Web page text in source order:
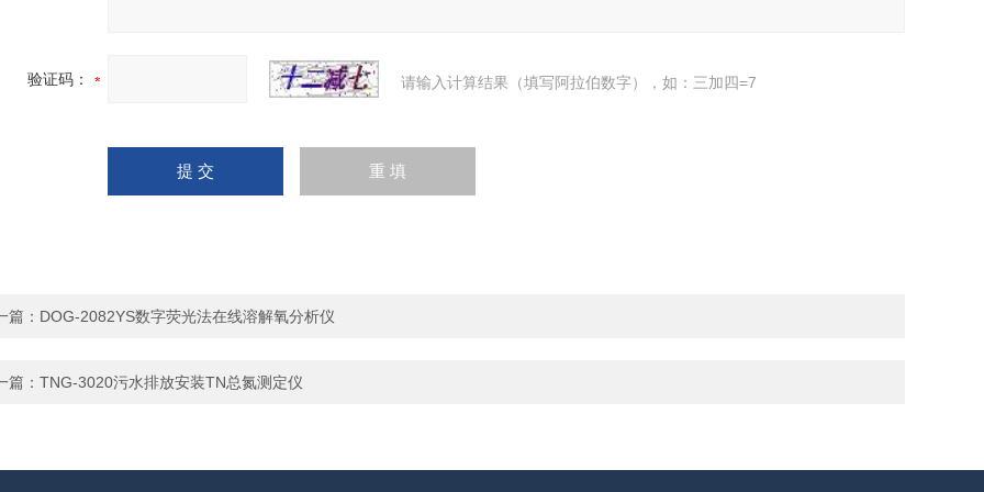
验证码： 请输入计算结果（填写阿拉伯数字），如：三加四=7
篇： DOG-2082YS数字荧光法在线溶解氧分析仪
篇： TNG-3020污水排放安装TN总氮测定仪